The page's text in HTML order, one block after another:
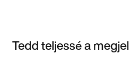
Tedd teljessé a